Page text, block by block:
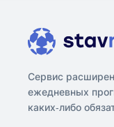
Сервис
ежедневных
каких-либо